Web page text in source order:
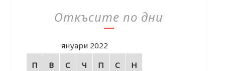
Откъсите по дни
януари 2022
П
В С Ч П С Н